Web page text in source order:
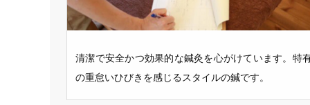
清潔で安全かつ効果的な鍼灸を心がけています。特
の重怠いひびきを感じるスタイルの鍼です。